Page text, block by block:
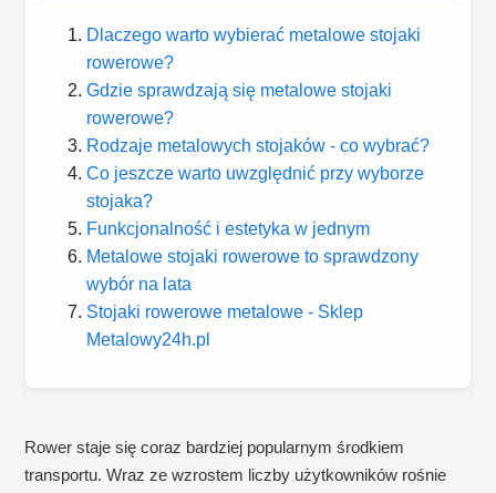
Dlaczego warto wybierać metalowe stojaki
rowerowe?
Gdzie sprawdzają się metalowe stojaki
rowerowe?
Rodzaje metalowych stojaków - co wybrać?
Co jeszcze warto uwzględnić przy wyborze
stojaka?
Funkcjonalność i estetyka w jednym
Metalowe stojaki rowerowe to sprawdzony
wybór na lata
Stojaki rowerowe metalowe - Sklep
Metalowy24h.pl
Rower staje się coraz bardziej popularnym środkiem
transportu. Wraz ze wzrostem liczby użytkowników rośnie